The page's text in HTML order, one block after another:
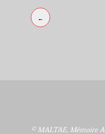
←
© MALTAE, Mémoire